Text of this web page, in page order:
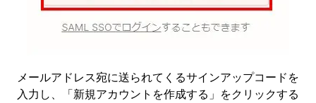
メールアドレス宛に送られてくるサインアップコードを
入力し、「新規アカウントを作成する」をクリックする